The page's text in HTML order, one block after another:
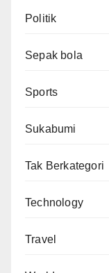
Politik
Sepak bola
Sports
Sukabumi
Tak Berkategori
Technology
Travel